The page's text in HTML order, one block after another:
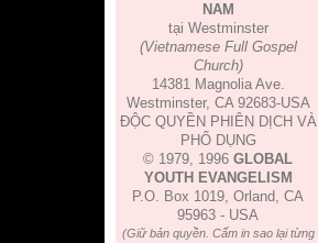
NAM
tại Westminster
(Vietnamese Full Gospel
Church)
14381 Magnolia Ave.
Westminster, CA 92683-USA
ĐỘC QUYỀN PHIÊN DỊCH VÀ
PHỔ DỤNG
© 1979, 1996 GLOBAL
YOUTH EVANGELISM
P.O. Box 1019, Orland, CA
95963 - USA
(Giữ bản quyền. Cấm in sao lại từng